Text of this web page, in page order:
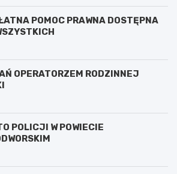
POMOC PRAWNA DOSTĘPNA
OPERATORZEM RODZINNEJ
POLICJI W POWIECIE